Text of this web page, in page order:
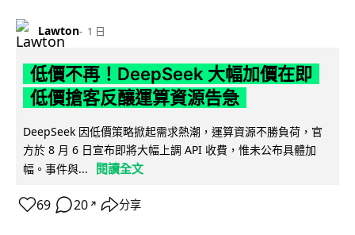
Lawton 1 日
低價不再！DeepSeek 大幅加價在即
低價搶客反釀運算資源告急
DeepSeek 因低價策略掀起需求熱潮，運算資源不勝負荷，官
方於 8 月 6 日宣布即將大幅上調 API 收費，惟未公布具體加
幅。事件與...
閱讀全文
69 20 ↗ 分享